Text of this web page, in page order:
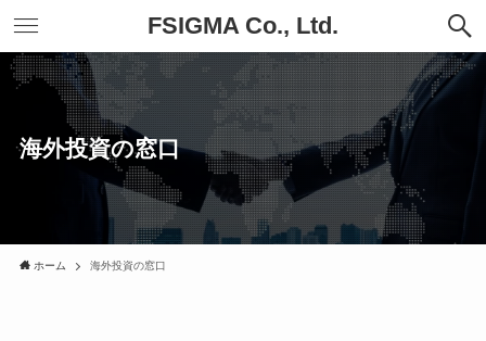
FSIGMA Co., Ltd.
海外投資の窓口
ホーム 海外投資の窓口